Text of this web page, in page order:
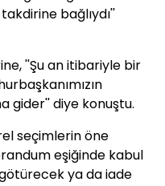
bağlıydı''
''Şu an itibariyle bir
gider'' diye konuştu.
seçimlerin öne
eşiğinde kabul
ya da iade